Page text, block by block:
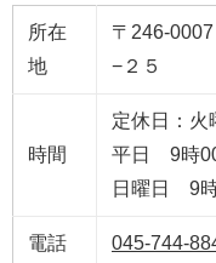
所在
地
〒246-
−２５
時間
定休日：火
平日 9時
日曜日 9
電話 045-744-